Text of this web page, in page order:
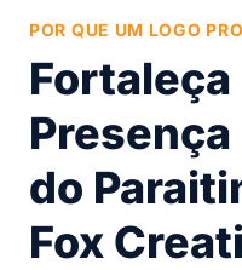
POR QUE UM LOGO
Fortaleça
Presença
do
Fox